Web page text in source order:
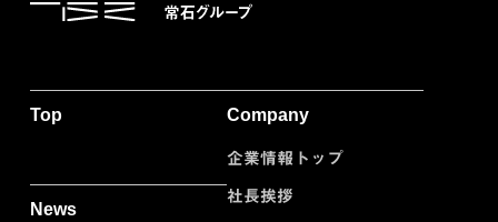
Top
News
Company
企業情報トップ
社長挨拶